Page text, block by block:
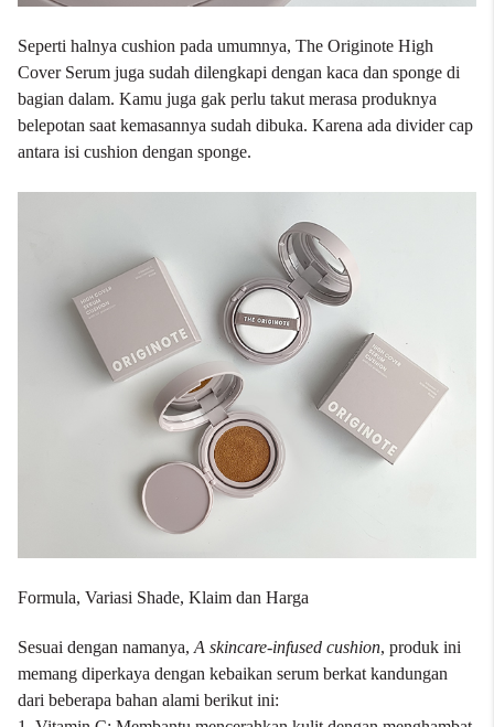
Seperti halnya cushion pada umumnya, The Originote High
Cover Serum juga sudah dilengkapi dengan kaca dan sponge di
bagian dalam. Kamu juga gak perlu takut merasa produknya
belepotan saat kemasannya sudah dibuka. Karena ada divider cap
antara isi cushion dengan sponge.
Formula, Variasi Shade, Klaim dan Harga
Sesuai dengan namanya, A skincare-infused cushion, produk ini
memang diperkaya dengan kebaikan serum berkat kandungan
dari beberapa bahan alami berikut ini: